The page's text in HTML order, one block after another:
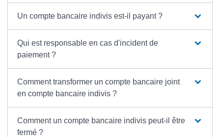
Un compte bancaire indivis est-il payant ?
Qui est responsable en cas d'incident de
paiement ?
Comment transformer un compte bancaire joint
en compte bancaire indivis ?
Comment un compte bancaire indivis peut-il être
fermé ?